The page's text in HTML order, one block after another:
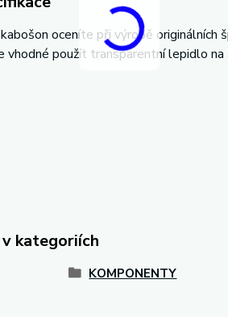
oceníte při výrobě
vhodné použít transparentní lepidlo
kategoriích
KOMPONENTY